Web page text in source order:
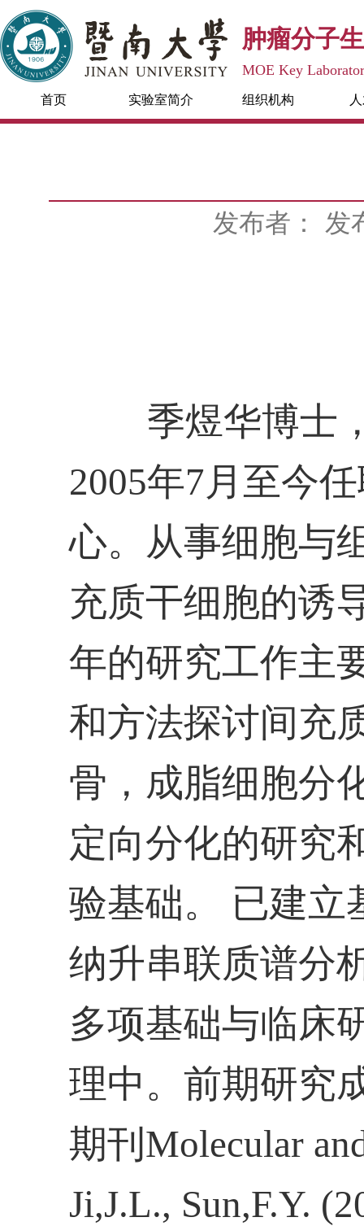
肿瘤分子
MOE Key
首页 实验室简介 组织机构
发布者： 发
季煜华博士
2005年7月至今
心。从事细胞与
充质干细胞的诱
年的研究工作主
和方法探讨间充
骨，成脂细胞分
定向分化的研究
验基础。 已建立
纳升串联质谱分
多项基础与临床
理中。前期研究
期刊Molecular
Ji,J.L., Sun,F.Y.